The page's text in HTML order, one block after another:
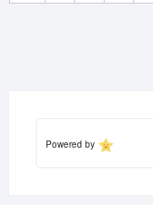
Powered by